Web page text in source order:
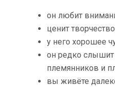
он любит
ценит
у него хорошее
он редко
племянников и
вы живёте